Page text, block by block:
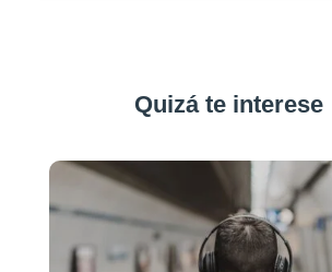
Quizá te interese